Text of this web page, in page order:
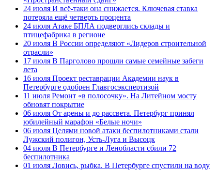
24 июля И всё-таки она снижается. Ключевая ставка
потеряла ещё четверть процента
24 июля Атаке БПЛА подверглись склады и
птицефабрика в регионе
20 июля В России определяют «Лидеров строительной
отрасли»
17 июля В Парголово прошли самые семейные забеги
лета
16 июля Проект реставрации Академии наук в
Петербурге одобрен Главгосэкспертизой
11 июля Ремонт «в полосочку». На Литейном мосту
обновят покрытие
06 июля От арены и до рассвета. Петербург принял
юбилейный марафон «Белые ночи»
06 июля Целями новой атаки беспилотниками стали
Лужский полигон, Усть-Луга и Высоцк
04 июля В Петербурге и Ленобласти сбили 72
беспилотника
01 июля Ловись, рыбка. В Петербурге спустили на воду